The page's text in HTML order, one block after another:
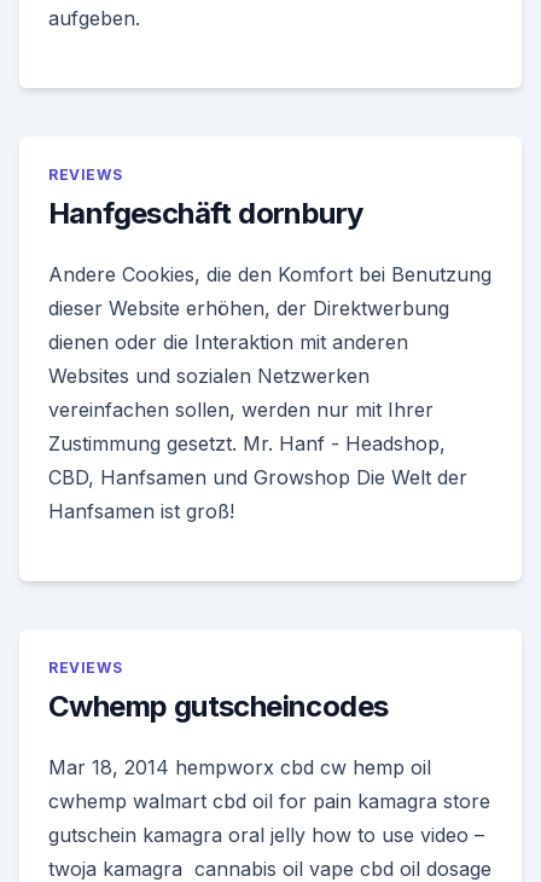
aufgeben.
REVIEWS
Hanfgeschäft dornbury
Andere Cookies, die den Komfort bei Benutzung
dieser Website erhöhen, der Direktwerbung
dienen oder die Interaktion mit anderen
Websites und sozialen Netzwerken
vereinfachen sollen, werden nur mit Ihrer
Zustimmung gesetzt. Mr. Hanf - Headshop,
CBD, Hanfsamen und Growshop Die Welt der
Hanfsamen ist groß!
REVIEWS
Cwhemp gutscheincodes
Mar 18, 2014 hempworx cbd cw hemp oil
cwhemp walmart cbd oil for pain kamagra store
gutschein kamagra oral jelly how to use video –
twoja kamagra cannabis oil vape cbd oil dosage